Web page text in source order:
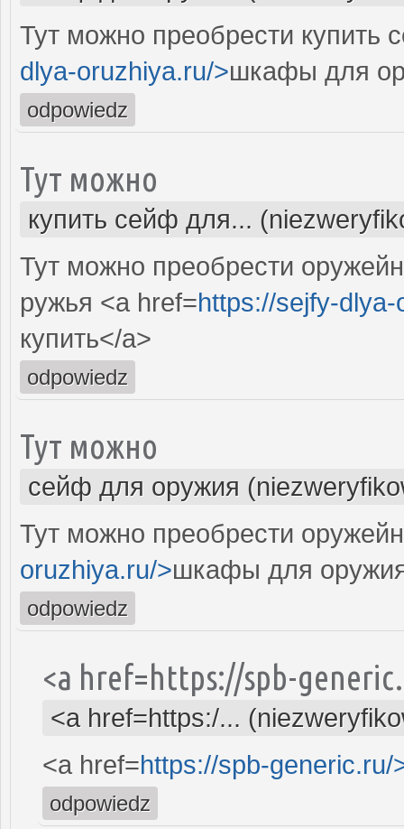
Тут можно преобрести купить
dlya-oruzhiya.ru/>шкафы для
odpowiedz
Тут можно
купить сейф для...
Тут можно преобрести
ружья <a href=https://sejfy-
купить</a>
odpowiedz
Тут можно
сейф для оружия
Тут можно преобрести
oruzhiya.ru/>шкафы для
odpowiedz
<a href=https://spb-
<a href=https:/...
<a href=https://spb-generic.ru/
odpowiedz